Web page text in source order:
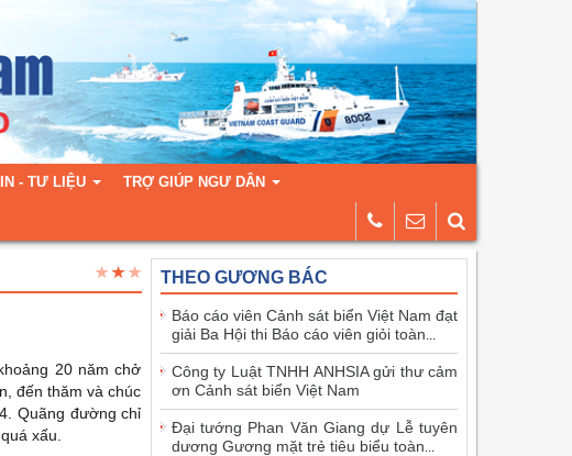
- TƯ LIỆU TRỢ GIÚP NGƯ DÂN
20 năm chở
đến thăm và chúc
Quãng đường chỉ
xấu.
THEO GƯƠNG BÁC
Báo cáo viên Cảnh sát biển Việt Nam đạt
giải Ba Hội thi Báo cáo viên giỏi toàn
Công ty Luật TNHH ANHSIA gửi thư cảm
ơn Cảnh sát biển Việt Nam
Đại tướng Phan Văn Giang dự Lễ tuyên
dương Gương mặt trẻ tiêu biểu toàn